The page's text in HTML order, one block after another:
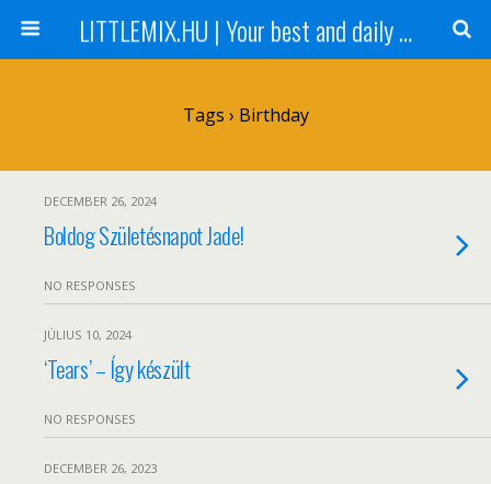
LITTLEMIX.HU | Your best and daily updated fansite about Little Mix
Tags › Birthday
DECEMBER 26, 2024
Boldog Születésnapot Jade!
NO RESPONSES
JÚLIUS 10, 2024
‘Tears’ – Így készült
NO RESPONSES
DECEMBER 26, 2023